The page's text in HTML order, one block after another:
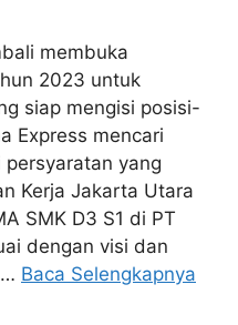
membuka
2023 untuk
siap mengisi posisi-
Express mencari
yang
Kerja Jakarta Utara
SMK D3 S1 di PT
dengan visi dan
Baca Selengkapnya